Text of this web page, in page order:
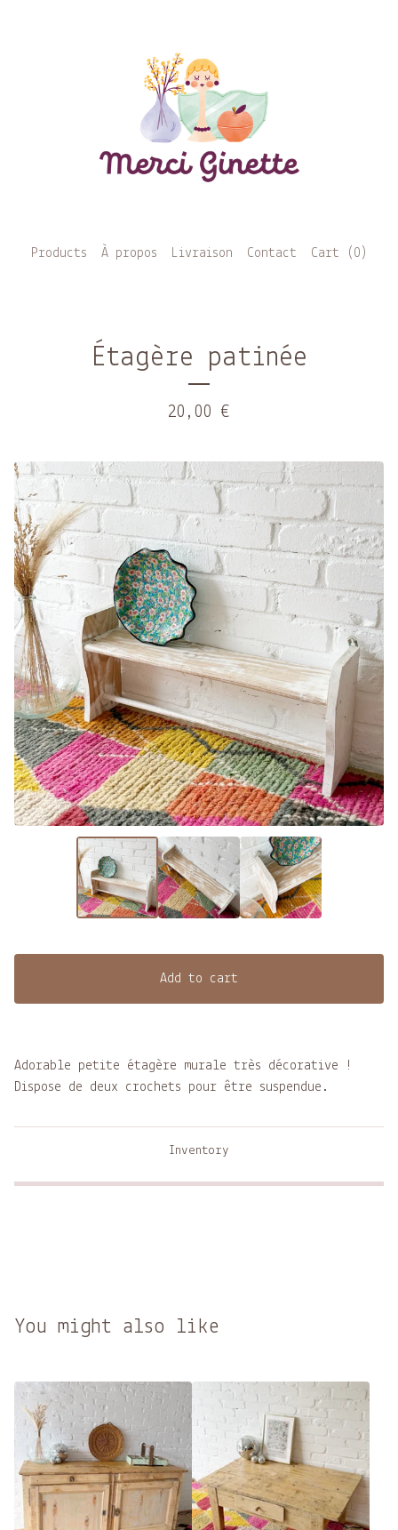
Products À propos Livraison Contact Cart ( 0 )
Étagère patinée
20,00 €
Add to cart
Adorable petite étagère murale très décorative !
Dispose de deux crochets pour être suspendue.
Inventory
You might also like